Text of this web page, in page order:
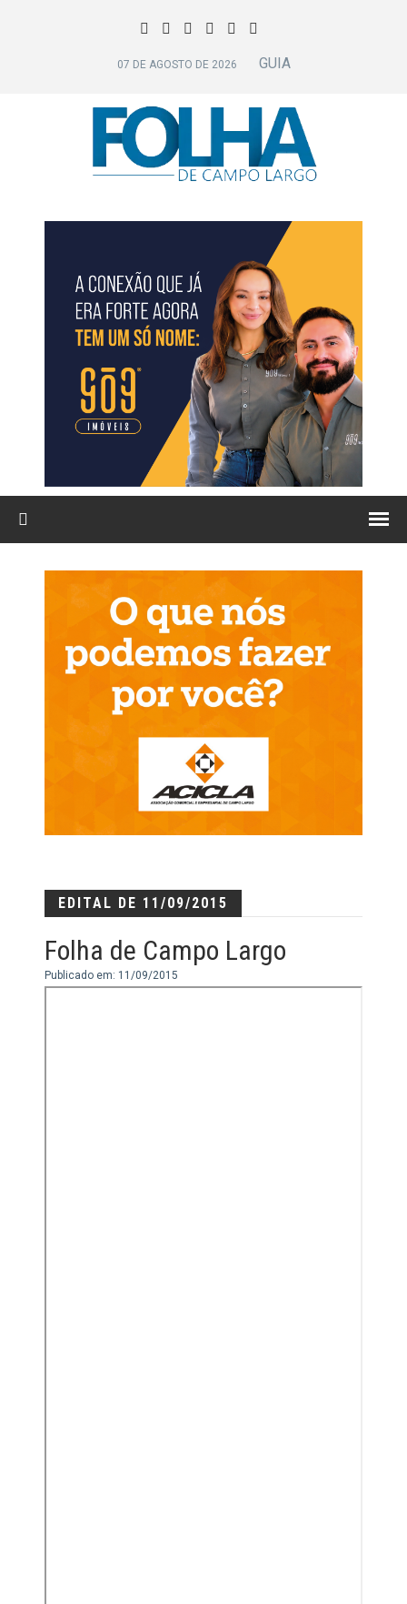
07 DE AGOSTO DE 2026 GUIA
EDITAL DE 11/09/2015
Folha de Campo Largo
Publicado em: 11/09/2015